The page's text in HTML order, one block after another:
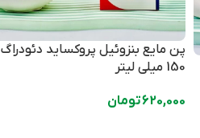
پن مایع بنزوئیل پروکساید دئودراگ
150 میلی لیتر
620,000تومان